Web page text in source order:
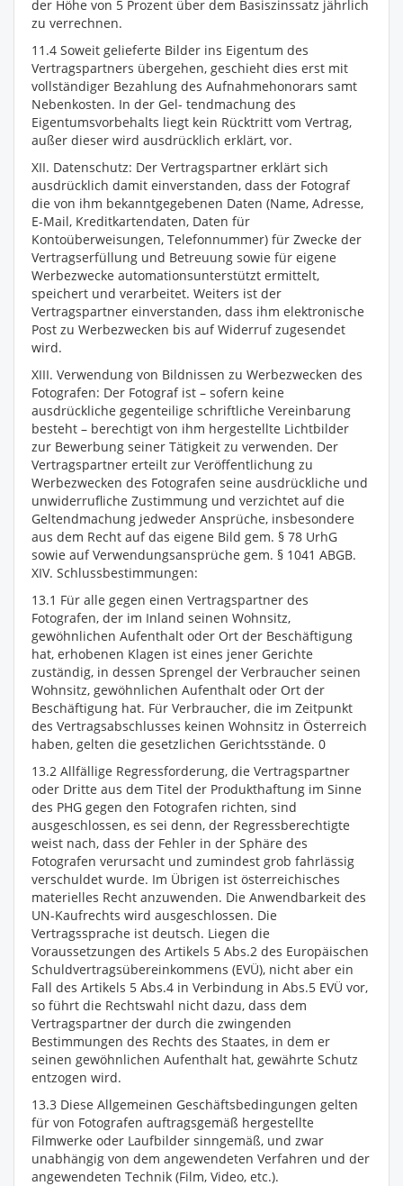
der Höhe von 5 Prozent über dem Basiszinssatz jährlich
zu verrechnen.
11.4 Soweit gelieferte Bilder ins Eigentum des
Vertragspartners übergehen, geschieht dies erst mit
vollständiger Bezahlung des Aufnahmehonorars samt
Nebenkosten. In der Gel- tendmachung des
Eigentumsvorbehalts liegt kein Rücktritt vom Vertrag,
außer dieser wird ausdrücklich erklärt, vor.
XII. Datenschutz: Der Vertragspartner erklärt sich
ausdrücklich damit einverstanden, dass der Fotograf
die von ihm bekanntgegebenen Daten (Name, Adresse,
E-Mail, Kreditkartendaten, Daten für
Kontoüberweisungen, Telefonnummer) für Zwecke der
Vertragserfüllung und Betreuung sowie für eigene
Werbezwecke automationsunterstützt ermittelt,
speichert und verarbeitet. Weiters ist der
Vertragspartner einverstanden, dass ihm elektronische
Post zu Werbezwecken bis auf Widerruf zugesendet
wird.
XIII. Verwendung von Bildnissen zu Werbezwecken des
Fotografen: Der Fotograf ist – sofern keine
ausdrückliche gegenteilige schriftliche Vereinbarung
besteht – berechtigt von ihm hergestellte Lichtbilder
zur Bewerbung seiner Tätigkeit zu verwenden. Der
Vertragspartner erteilt zur Veröffentlichung zu
Werbezwecken des Fotografen seine ausdrückliche und
unwiderrufliche Zustimmung und verzichtet auf die
Geltendmachung jedweder Ansprüche, insbesondere
aus dem Recht auf das eigene Bild gem. § 78 UrhG
sowie auf Verwendungsansprüche gem. § 1041 ABGB.
XIV. Schlussbestimmungen:
13.1 Für alle gegen einen Vertragspartner des
Fotografen, der im Inland seinen Wohnsitz,
gewöhnlichen Aufenthalt oder Ort der Beschäftigung
hat, erhobenen Klagen ist eines jener Gerichte
zuständig, in dessen Sprengel der Verbraucher seinen
Wohnsitz, gewöhnlichen Aufenthalt oder Ort der
Beschäftigung hat. Für Verbraucher, die im Zeitpunkt
des Vertragsabschlusses keinen Wohnsitz in Österreich
haben, gelten die gesetzlichen Gerichtsstände. 0
13.2 Allfällige Regressforderung, die Vertragspartner
oder Dritte aus dem Titel der Produkthaftung im Sinne
des PHG gegen den Fotografen richten, sind
ausgeschlossen, es sei denn, der Regressberechtigte
weist nach, dass der Fehler in der Sphäre des
Fotografen verursacht und zumindest grob fahrlässig
verschuldet wurde. Im Übrigen ist österreichisches
materielles Recht anzuwenden. Die Anwendbarkeit des
UN-Kaufrechts wird ausgeschlossen. Die
Vertragssprache ist deutsch. Liegen die
Voraussetzungen des Artikels 5 Abs.2 des Europäischen
Schuldvertragsübereinkommens (EVÜ), nicht aber ein
Fall des Artikels 5 Abs.4 in Verbindung in Abs.5 EVÜ vor,
so führt die Rechtswahl nicht dazu, dass dem
Vertragspartner der durch die zwingenden
Bestimmungen des Rechts des Staates, in dem er
seinen gewöhnlichen Aufenthalt hat, gewährte Schutz
entzogen wird.
13.3 Diese Allgemeinen Geschäftsbedingungen gelten
für von Fotografen auftragsgemäß hergestellte
Filmwerke oder Laufbilder sinngemäß, und zwar
unabhängig von dem angewendeten Verfahren und der
angewendeten Technik (Film, Video, etc.).